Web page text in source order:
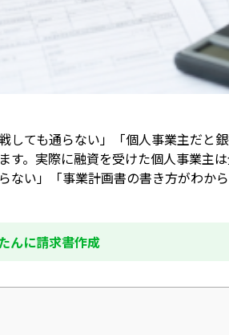
しても通らない」「個人事業主だ
す。実際に融資を受けた個人事業主
ない」「事業計画書の書き方がわか
んに請求書作成